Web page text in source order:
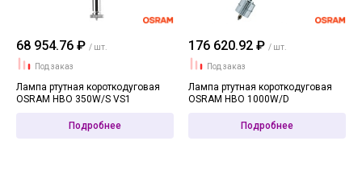
68 954.76 ₽ / шт.
Под заказ
Лампа ртутная короткодуговая
OSRAM HBO 350W/S VS1
Подробнее
176 620.92 ₽ / шт.
Под заказ
Лампа ртутная короткодуговая
OSRAM HBO 1000W/D
Подробнее